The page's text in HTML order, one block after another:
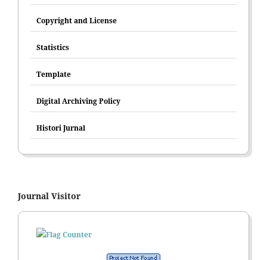
Copyright and License
Statistics
Template
Digital Archiving Policy
Histori Jurnal
Journal Visitor